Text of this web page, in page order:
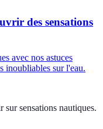
des sensations
avec nos astuces
inoubliables sur l'eau.
sur sensations nautiques.